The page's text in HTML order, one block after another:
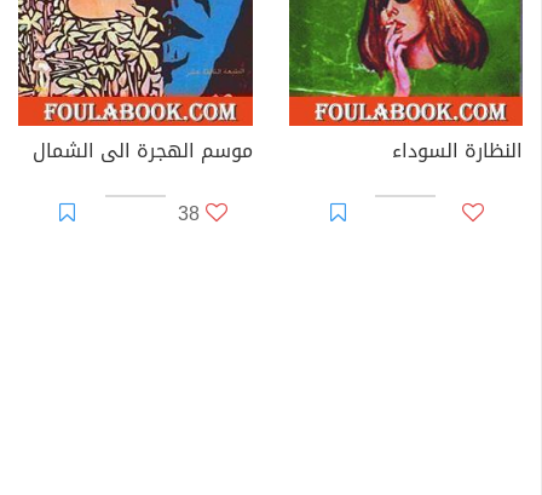
النظارة السوداء
موسم الهجرة الى الشمال
38